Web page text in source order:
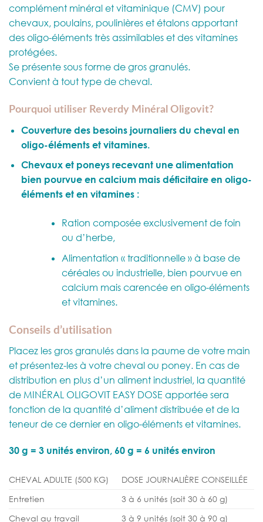
complément minéral et vitaminique (CMV) pour
chevaux, poulains, poulinières et étalons apportant
des oligo-éléments très assimilables et des vitamines
protégées.
Se présente sous forme de gros granulés.
Convient à tout type de cheval.
Pourquoi utiliser Reverdy Minéral Oligovit?
Couverture des besoins journaliers du cheval en
oligo-éléments et vitamines.
Chevaux et poneys recevant une alimentation
bien pourvue en calcium mais déficitaire en oligo-
éléments et en vitamines :
Ration composée exclusivement de foin
ou d’herbe,
Alimentation « traditionnelle » à base de
céréales ou industrielle, bien pourvue en
calcium mais carencée en oligo-éléments
et vitamines.
Conseils d’utilisation
Placez les gros granulés dans la paume de votre main
et présentez-les à votre cheval ou poney. En cas de
distribution en plus d’un aliment industriel, la quantité
de MINÉRAL OLIGOVIT EASY DOSE apportée sera
fonction de la quantité d’aliment distribuée et de la
teneur de ce dernier en oligo-éléments et vitamines.
30 g = 3 unités environ, 60 g = 6 unités environ
CHEVAL ADULTE (500 KG)
DOSE JOURNALIÈRE CONSEILLÉE
Entretien
3 à 6 unités (soit 30 à 60 g)
Cheval au travail
3 à 9 unités (soit 30 à 90 g)